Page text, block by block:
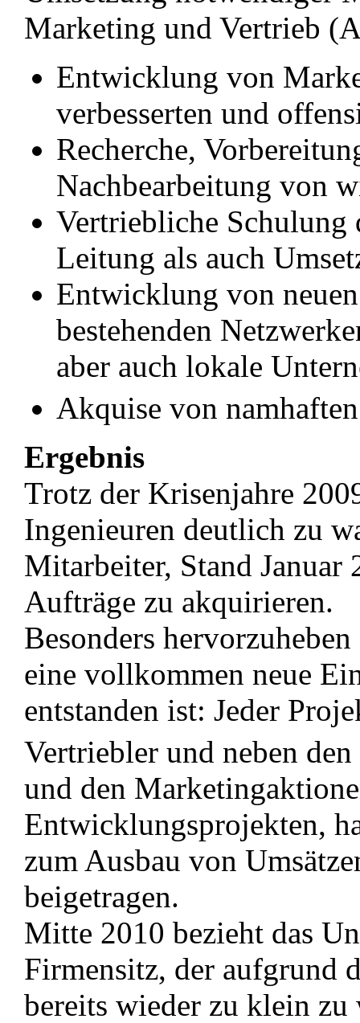
Marketing und Vertrieb
Entwicklung von
verbesserten und
Recherche,
Nachbearbeitung von
Vertriebliche
Leitung als auch
Entwicklung von
bestehenden
aber auch lokale
Akquise von
Ergebnis
Trotz der Krisenjahre
Ingenieuren deutlich zu
Mitarbeiter, Stand
Aufträge zu akquirieren.
Besonders
eine vollkommen neue
entstanden ist: Jeder
Vertriebler und neben
und den
Entwicklungsprojekten,
zum Ausbau von
beigetragen.
Mitte 2010 bezieht das
Firmensitz, der aufgrund
bereits wieder zu klein zu